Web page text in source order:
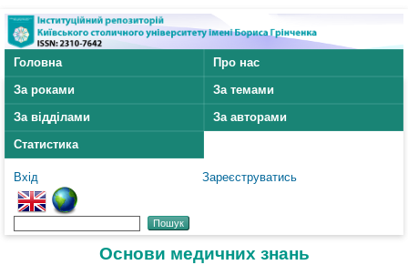
Головна
Про нас
За роками
За темами
За відділами
За авторами
Статистика
Вхід Зареєструватись
Основи медичних знань